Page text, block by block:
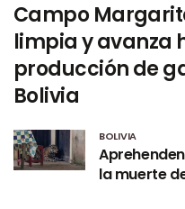
Campo
limpia y avanza
producción de
Bolivia
BOLIVIA
la muerte